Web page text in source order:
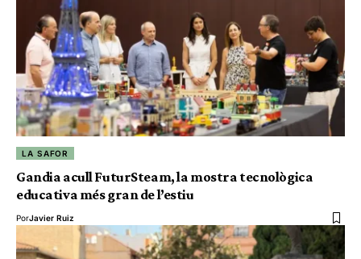
LA SAFOR
Gandia acull FuturSteam, la mostra tecnològica
educativa més gran de l’estiu
PorJavier Ruiz